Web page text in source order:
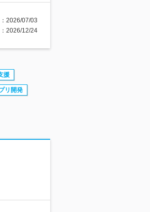
2026/07/03
2026/12/24
援
リ開発